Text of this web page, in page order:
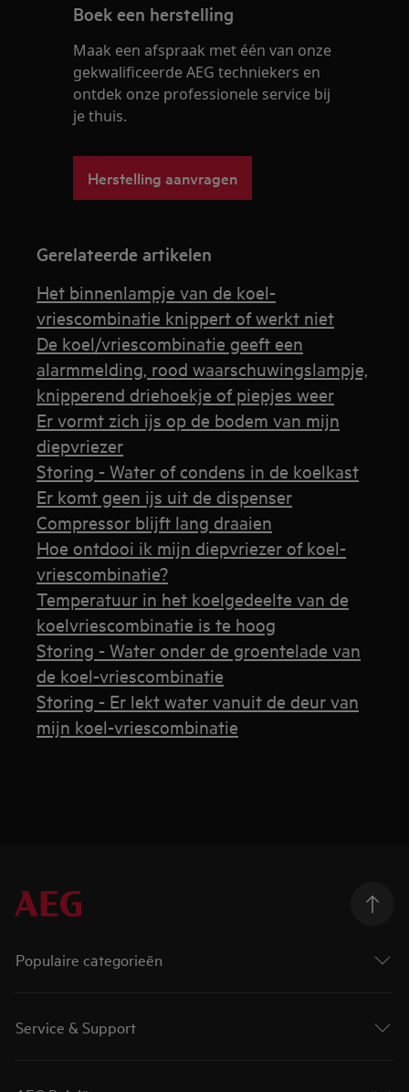
Boek een herstelling
Maak een afspraak met één van onze
gekwalificeerde AEG techniekers en
ontdek onze professionele service bij
je thuis.
Herstelling aanvragen
Gerelateerde artikelen
Het binnenlampje van de koel-
vriescombinatie knippert of werkt niet
De koel/vriescombinatie geeft een
alarmmelding, rood waarschuwingslampje,
knipperend driehoekje of piepjes weer
Er vormt zich ijs op de bodem van mijn
diepvriezer
Storing - Water of condens in de koelkast
Er komt geen ijs uit de dispenser
Compressor blijft lang draaien
Hoe ontdooi ik mijn diepvriezer of koel-
vriescombinatie?
Temperatuur in het koelgedeelte van de
koelvriescombinatie is te hoog
Storing - Water onder de groentelade van
de koel-vriescombinatie
Storing - Er lekt water vanuit de deur van
mijn koel-vriescombinatie
Populaire categorieën
Service & Support